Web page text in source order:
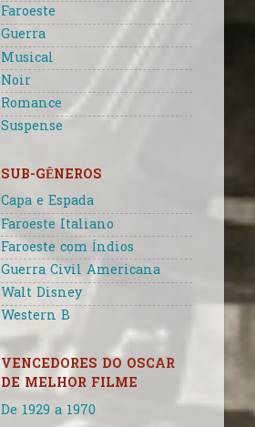
Faroeste
Guerra
Musical
Noir
Romance
Suspense
SUB-GÊNEROS
Capa e Espada
Faroeste Italiano
Faroeste com Índios
Guerra Civil Americana
Walt Disney
Western B
VENCEDORES DO OSCAR
DE MELHOR FILME
De 1929 a 1970